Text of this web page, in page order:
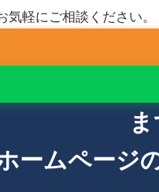
軽にご相談ください。
ームページ